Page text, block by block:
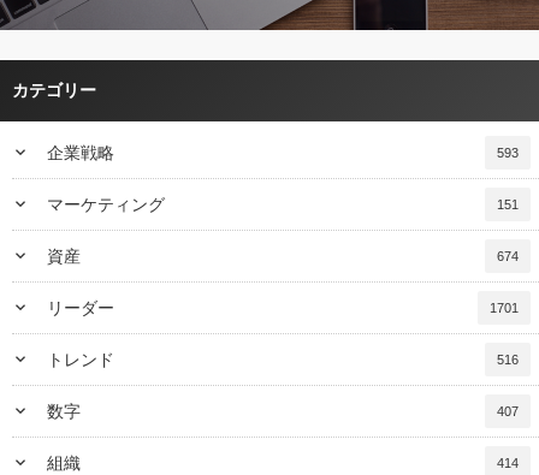
カテゴリー
keyboard_arrow_down 企業戦略 593
keyboard_arrow_down マーケティング 151
keyboard_arrow_down 資産 674
keyboard_arrow_down リーダー 1701
keyboard_arrow_down トレンド 516
keyboard_arrow_down 数字 407
keyboard_arrow_down 組織 414